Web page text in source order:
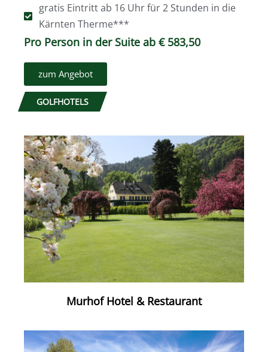
gratis Eintritt ab 16 Uhr für 2 Stunden in die
Kärnten Therme***
Pro Person in der Suite ab € 583,50
zum Angebot
GOLFHOTELS
Murhof Hotel & Restaurant